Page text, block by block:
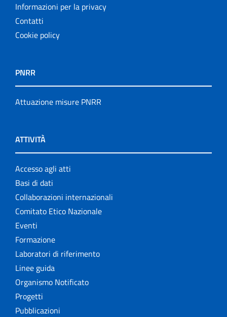
Informazioni per la privacy
Contatti
Cookie policy
PNRR
Attuazione misure PNRR
ATTIVITÀ
Accesso agli atti
Basi di dati
Collaborazioni internazionali
Comitato Etico Nazionale
Eventi
Formazione
Laboratori di riferimento
Linee guida
Organismo Notificato
Progetti
Pubblicazioni